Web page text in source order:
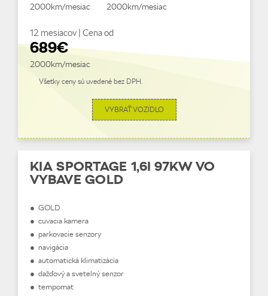
2000km/mesiac 2000km/mesiac
12 mesiacov | Cena od
689€
2000km/mesiac
Všetky ceny sú uvedené bez DPH.
VYBRAŤ VOZIDLO
KIA SPORTAGE 1,6I 97KW VO
VYBAVE GOLD
● GOLD
● cuvacia kamera
● parkovacie senzory
● navigácia
● automatická klimatizácia
● dažďový a svetelný senzor
● tempomat